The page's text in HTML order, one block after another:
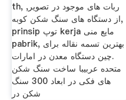
th, ربات های موجود در تصویر,
از دستگاه های سنگ شکن کوبه,
prinsip توپ kerja مایع منی
pabrik, بهترین تسمه نقاله برای
.چین دستگاه معدن در امارات
متحده عربیبا ساخت سنگ شکن
های فکی در ابعاد 300 سنگ
شکن در